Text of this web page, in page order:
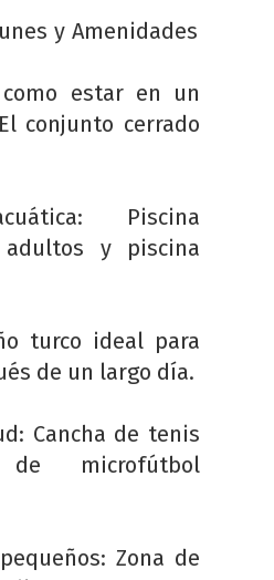
y Amenidades
estar en un
conjunto cerrado
Piscina
y piscina
turco ideal para
de un largo día.
Cancha de tenis
microfútbol
Zona de